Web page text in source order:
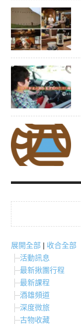
展開全部 | 收合全部
活動訊息
最新揪團行程
最新課程
酒雄頻道
深度微旅
古物收藏